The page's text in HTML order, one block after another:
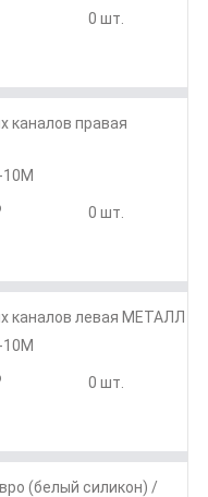
0 шт.
каналов правая
10М
0 шт.
каналов левая МЕТАЛЛ
10М
0 шт.
(белый силикон) /